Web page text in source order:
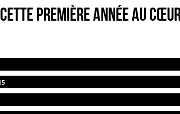
cette première année au cœur